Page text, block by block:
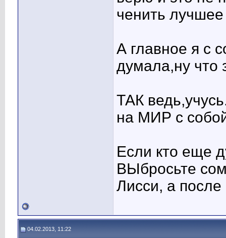
ченить
А главное я с
думала,ну что
ТАК
на МИР с
Если кто еще
ВЫбросьте
Лисси, а
04.02.2013, 11:22